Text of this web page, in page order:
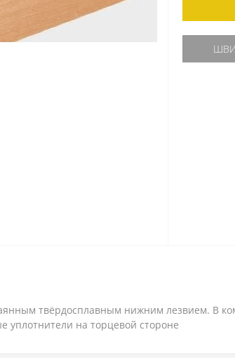
твёрдосплавным нижним лезвием. В
уплотнители на торцевой стороне